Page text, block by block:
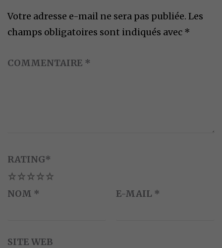
Votre adresse e-mail ne sera pas publiée. Les
champs obligatoires sont indiqués avec *
COMMENTAIRE *
RATING*
5
4
3
2
NOM * E-MAIL *
SITE WEB